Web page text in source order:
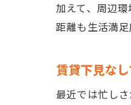
加えて、周辺
距離も生活満
賃貸下見な
最近では忙し